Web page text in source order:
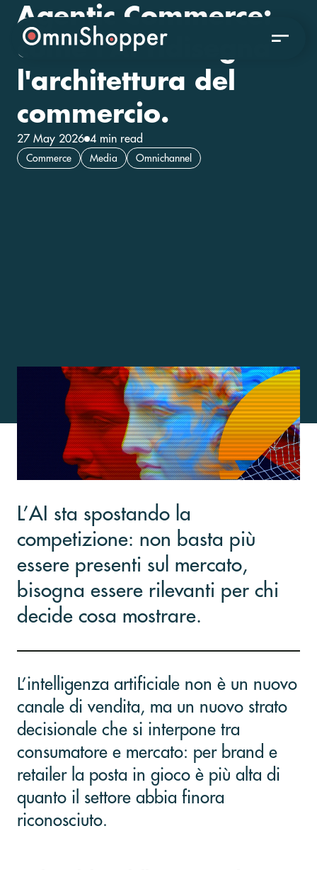
Agentic Commerce:
come l'AI ridisegna
l'architettura del
commercio.
27 May 2026 4 min read
Commerce Media Omnichannel
L’AI sta spostando la
competizione: non basta più
essere presenti sul mercato,
bisogna essere rilevanti per chi
decide cosa mostrare.
L’intelligenza artificiale non è un nuovo
canale di vendita, ma un nuovo strato
decisionale che si interpone tra
consumatore e mercato: per brand e
retailer la posta in gioco è più alta di
quanto il settore abbia finora
riconosciuto.